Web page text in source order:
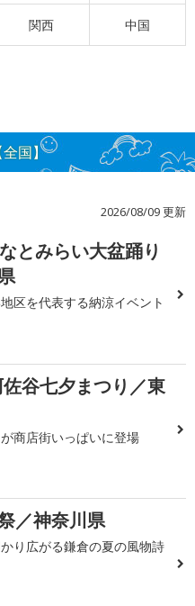
関西 中国
国】
2026/08/09 更新
とみらい大盆踊り
区を代表する納涼イベント
谷七夕まつり／東
商店街いっぱいに登場
／神奈川県
り広がる鎌倉の夏の風物詩